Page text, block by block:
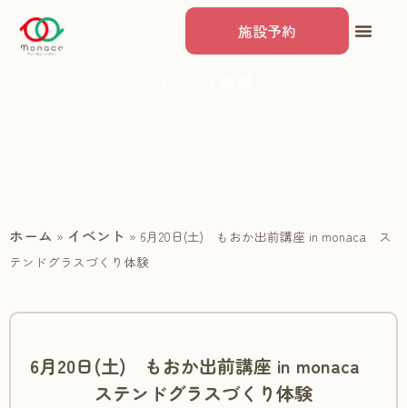
施設予約
ホーム » イベント » 6月20日(土) もおか出前講座 in monaca ス
テンドグラスづくり体験
6月20日(土) もおか出前講座 in monaca
ステンドグラスづくり体験